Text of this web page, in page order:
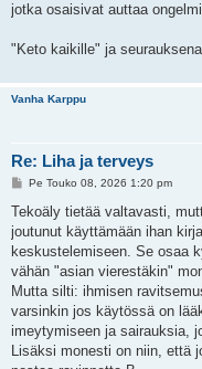
jotka osaisivat auttaa
"Keto kaikille" ja
Vanha Karppu
Re: Liha ja terveys
V
e
t
i
Pe Touko 08, 2026 1:20 pm
Tekoäly tietää valtavasti,
joutunut käyttämään ihan
keskustelemiseen. Se osaa
vähän "asian vierestäkin"
Mutta silti: ihmisen
varsinkin jos käytössä on
imeytymiseen ja sairauksia,
Lisäksi monesti on niin, että